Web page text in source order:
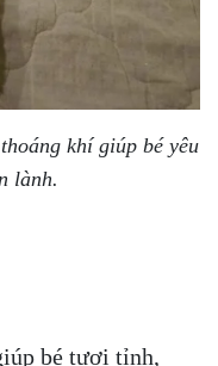
khí giúp bé yêu
lành.
bé tươi tỉnh,